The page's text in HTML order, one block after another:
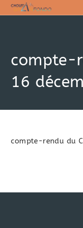
Skip
to
compte-
16
compte-rendu du